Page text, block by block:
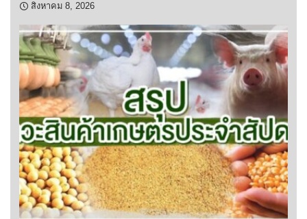
สิงหาคม 8, 2026